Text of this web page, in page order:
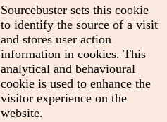
Sourcebuster sets this cookie
to identify the source of a visit
and stores user action
information in cookies. This
analytical and behavioural
cookie is used to enhance the
visitor experience on the
website.